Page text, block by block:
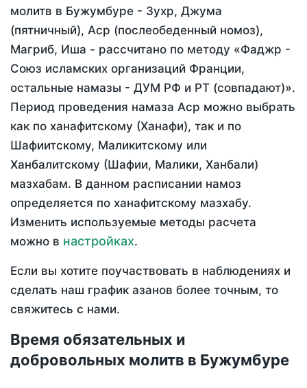
молитв в Бужумбуре - Зухр, Джума
(пятничный), Аср (послеобеденный номоз),
Магриб, Иша - рассчитано по методу «Фаджр -
Союз исламских организаций Франции,
остальные намазы - ДУМ РФ и РТ (совпадают)».
Период проведения намаза Аср можно выбрать
как по ханафитскому (Ханафи), так и по
Шафиитскому, Маликитскому или
Ханбалитскому (Шафии, Малики, Ханбали)
мазхабам. В данном расписании намоз
определяется по ханафитскому мазхабу.
Изменить используемые методы расчета
можно в настройках.
Если вы хотите поучаствовать в наблюдениях и
сделать наш график азанов более точным, то
свяжитесь с нами.
Время обязательных и
добровольных молитв в Бужумбуре